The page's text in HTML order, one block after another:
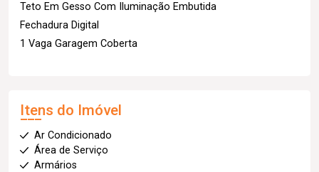
Teto Em Gesso Com Iluminação Embutida
Fechadura Digital
1 Vaga Garagem Coberta
Itens do Imóvel
Ar Condicionado
Área de Serviço
Armários